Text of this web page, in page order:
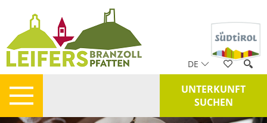
DE
UNTERKUNFT
SUCHEN